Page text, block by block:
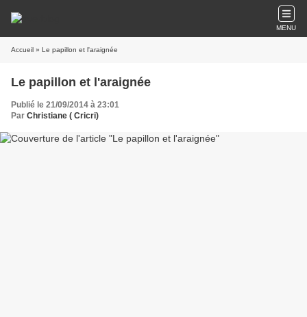
MENU
Accueil » Le papillon et l'araignée
Le papillon et l'araignée
Publié le 21/09/2014 à 23:01
Par Christiane ( Cricri)